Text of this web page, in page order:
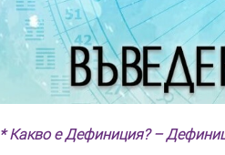
* Какво е Дефиниция? –